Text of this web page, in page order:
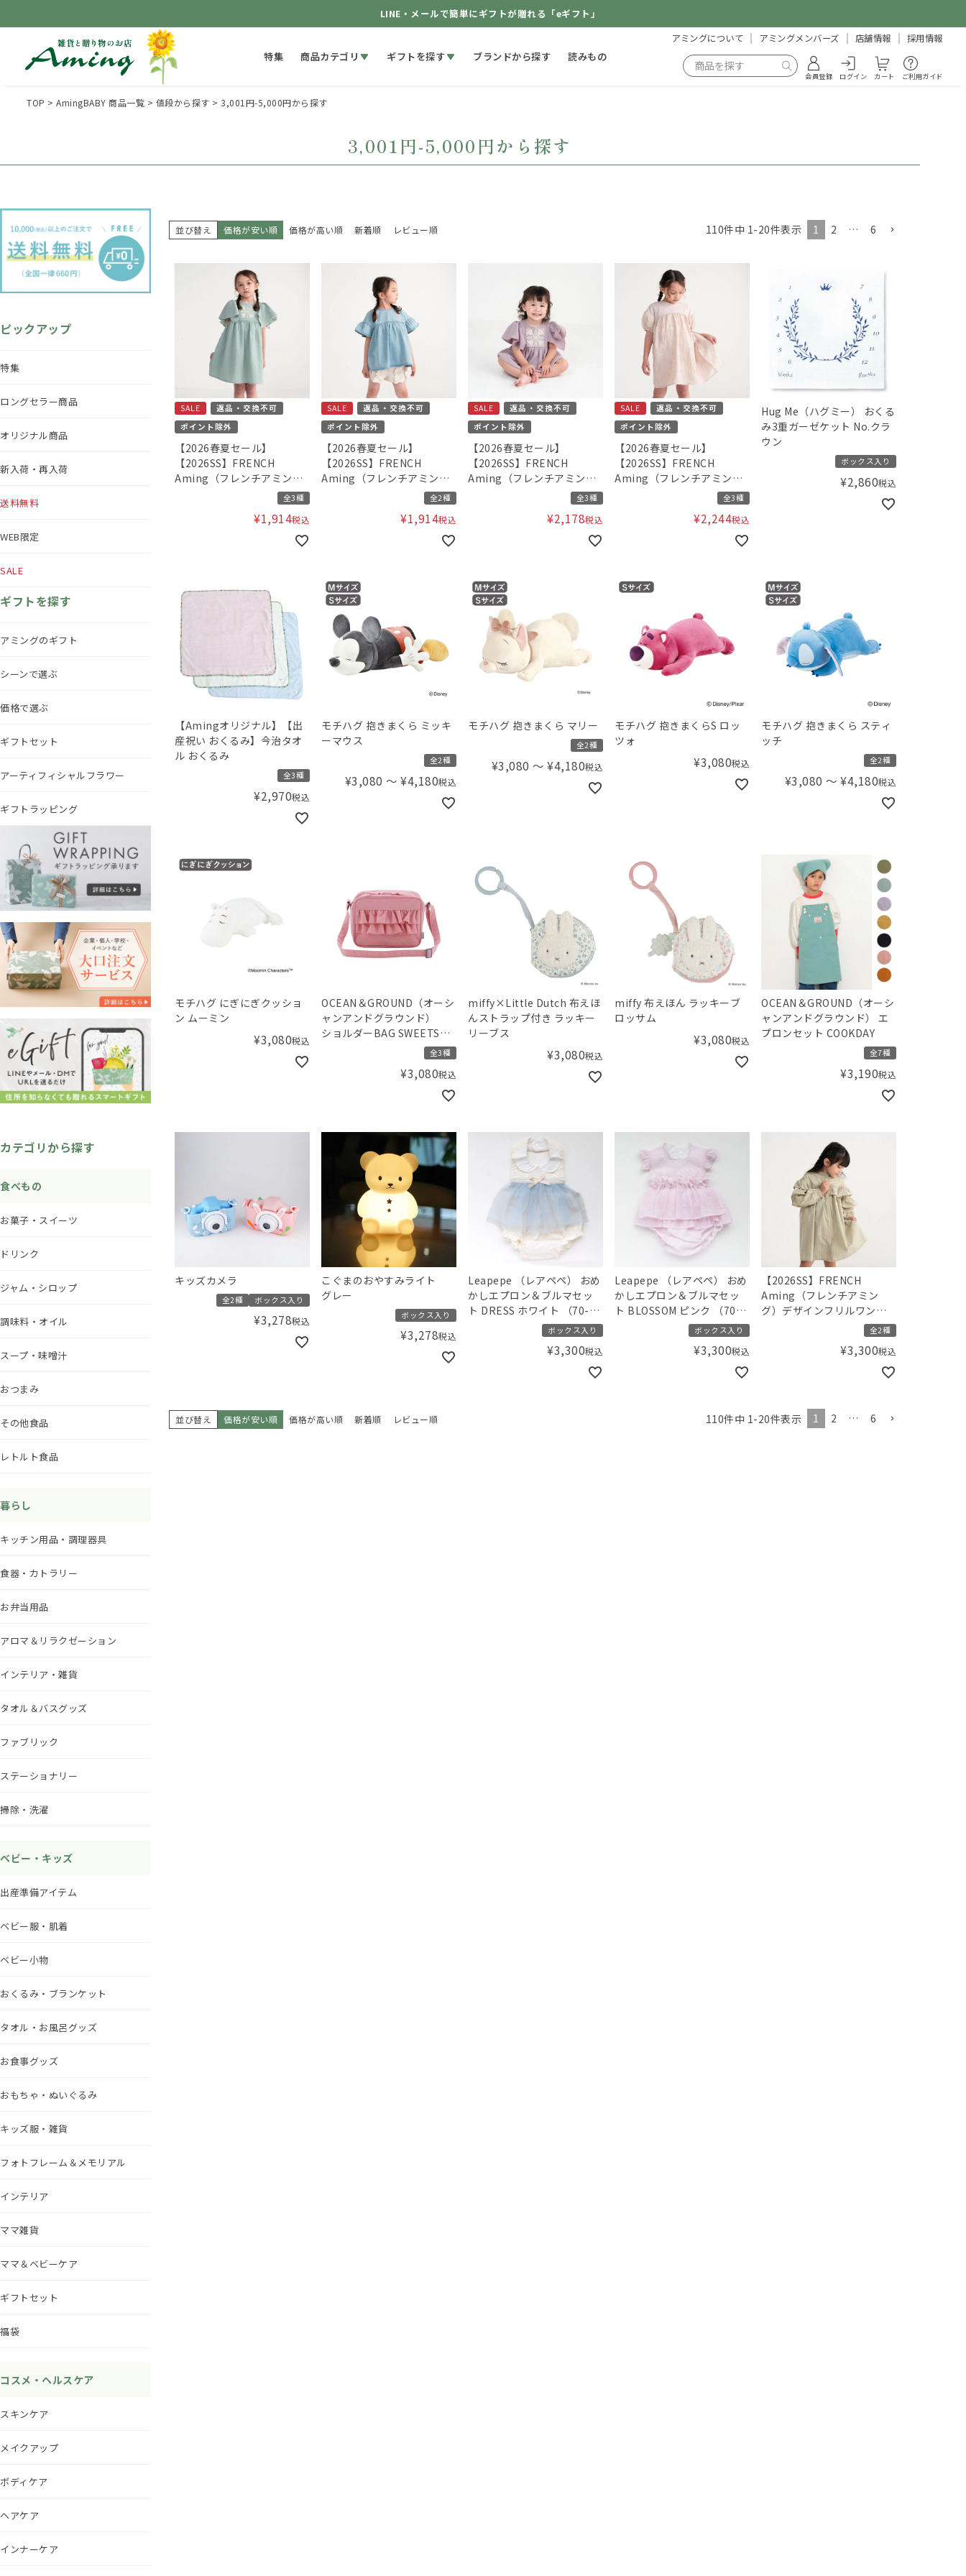
LINE・メールで簡単にギフトが贈れる「eギフト」
特集 商品カテゴリ ギフトを探す ブランドから探す 読みもの
アミングについて アミングメンバーズ 店舗情報 採用情報
会員登録 ログイン カート ご利用ガイド
TOP AmingBABY 商品一覧 値段から探す 3,001円-5,000円から探す
3,001円-5,000円から探す
ピックアップ
特集
ロングセラー商品
オリジナル商品
新入荷・再入荷
送料無料
WEB限定
SALE
ギフトを探す
アミングのギフト
シーンで選ぶ
価格で選ぶ
ギフトセット
アーティフィシャルフラワー
ギフトラッピング
カテゴリから探す
食べもの
お菓子・スイーツ
ドリンク
ジャム・シロップ
調味料・オイル
スープ・味噌汁
おつまみ
その他食品
レトルト食品
暮らし
キッチン用品・調理器具
食器・カトラリー
お弁当用品
アロマ＆リラクゼーション
インテリア・雑貨
タオル＆バスグッズ
ファブリック
ステーショナリー
掃除・洗濯
ベビー・キッズ
出産準備アイテム
ベビー服・肌着
ベビー小物
おくるみ・ブランケット
タオル・お風呂グッズ
お食事グッズ
おもちゃ・ぬいぐるみ
キッズ服・雑貨
フォトフレーム＆メモリアル
インテリア
ママ雑貨
ママ＆ベビーケア
ギフトセット
福袋
コスメ・ヘルスケア
スキンケア
メイクアップ
ボディケア
ヘアケア
インナーケア
並び替え 価格が安い順 価格が高い順 新着順 レビュー順 110件中 1-20件表示 1 2 … 6
SALE
返品・交換不可
ポイント除外
【2026春夏セール】
【2026SS】FRENCH
Aming（フレンチアミン
全3種
¥1,914税込
SALE
返品・交換不可
ポイント除外
【2026春夏セール】
【2026SS】FRENCH
Aming（フレンチアミン
グ）フリルギャザーチュニ
全2種
¥1,914税込
SALE
返品・交換不可
ポイント除外
【2026春夏セール】
【2026SS】FRENCH
Aming（フレンチアミン
全3種
¥2,178税込
SALE
返品・交換不可
ポイント除外
【2026春夏セール】
【2026SS】FRENCH
Aming（フレンチアミン
グ）コード刺繍ギャザーワ
全3種
¥2,244税込
Hug Me（ハグミー） おくる
み3重ガーゼケット No.クラ
ウン
ボックス入り
¥2,860税込
【Amingオリジナル】【出
産祝い おくるみ】今治タオ
ル おくるみ
全3種
¥2,970税込
モチハグ 抱きまくら ミッキ
ーマウス
全2種
¥3,080 〜 ¥4,180税込
モチハグ 抱きまくら マリー
全2種
¥3,080 〜 ¥4,180税込
モチハグ 抱きまくらS ロッ
ツォ
¥3,080税込
モチハグ 抱きまくら スティ
ッチ
全2種
¥3,080 〜 ¥4,180税込
モチハグ にぎにぎクッショ
ン ムーミン
¥3,080税込
OCEAN＆GROUND（オーシ
ャンアンドグラウンド）
ショルダーBAG SWEETS
全3種
¥3,080税込
miffy×Little Dutch 布えほ
んストラップ付き ラッキー
リーブス
¥3,080税込
miffy 布えほん ラッキーブ
ロッサム
¥3,080税込
OCEAN＆GROUND（オーシ
ャンアンドグラウンド） エ
プロンセット COOKDAY
全7種
¥3,190税込
キッズカメラ
全2種 ボックス入り
¥3,278税込
こぐまのおやすみライト
グレー
ボックス入り
¥3,278税込
Leapepe （レアペペ） おめ
かしエプロン＆ブルマセッ
ト DRESS ホワイト （70-
ボックス入り
¥3,300税込
Leapepe （レアペペ） おめ
かしエプロン＆ブルマセッ
ト BLOSSOM ピンク （70-
ボックス入り
¥3,300税込
【2026SS】FRENCH
Aming（フレンチアミン
グ）デザインフリルワンピ
全2種
¥3,300税込
並び替え 価格が安い順 価格が高い順 新着順 レビュー順 110件中 1-20件表示 1 2 … 6